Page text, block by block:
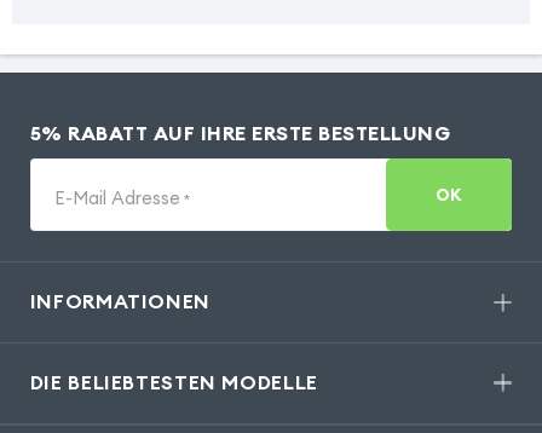
5% RABATT AUF IHRE ERSTE BESTELLUNG
E-Mail Adresse * OK
INFORMATIONEN
DIE BELIEBTESTEN MODELLE